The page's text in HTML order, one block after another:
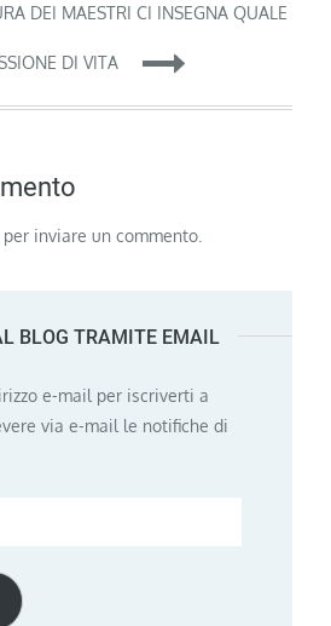
DEI MAESTRI CI INSEGNA QUALE
DI VITA
per inviare un commento.
BLOG TRAMITE EMAIL
e-mail per iscriverti a
via e-mail le notifiche di